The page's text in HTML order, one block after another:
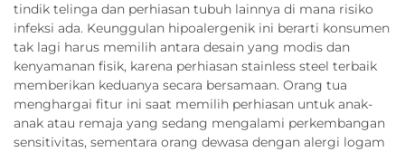
tindik telinga dan perhiasan tubuh lainnya di mana risiko
infeksi ada. Keunggulan hipoalergenik ini berarti konsumen
tak lagi harus memilih antara desain yang modis dan
kenyamanan fisik, karena perhiasan stainless steel terbaik
memberikan keduanya secara bersamaan. Orang tua
menghargai fitur ini saat memilih perhiasan untuk anak-
anak atau remaja yang sedang mengalami perkembangan
sensitivitas, sementara orang dewasa dengan alergi logam